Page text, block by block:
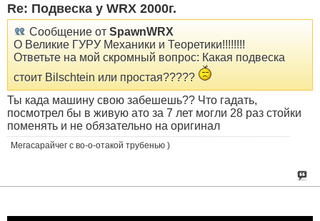
Re: Подвеска у WRX 2000г.
Сообщение от SpawnWRX
О Великие ГУРУ Механики и Теоретики!!!!!!!!
Ответьте на мой скромный вопрос: Какая подвеска
стоит Bilschtein или простая?????
Ты када машину свою забешешь?? Что гадать,
посмотрел бы в живую ато за 7 лет могли 28 раз стойки
поменять и не обязательно на оригинал
Мегасарайчег с во-о-отакой трубенью )